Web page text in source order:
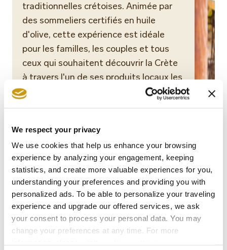
We respect your privacy
We use cookies that help us enhance your browsing
experience by analyzing your engagement, keeping
statistics, and create more valuable experiences for you,
understanding your preferences and providing you with
personalized ads. To be able to personalize your traveling
experience and upgrade our offered services, we ask
your consent to process your personal data. You may
change your preferences at any time. For more
traditionnelles crétoises. Animée par
des sommeliers certifiés en huile
d'olive, cette expérience est idéale
pour les familles, les couples et tous
ceux qui souhaitent découvrir la Crète
à travers l'un de ses produits locaux les
plus prisés.
Book now
Visite guidée du palais de
Cnossos
Découvrez l'univers fascinant de la